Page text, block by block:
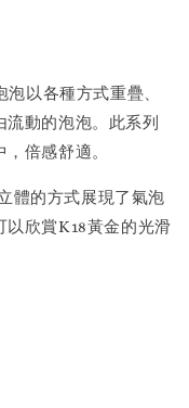
以各種方式重疊、
動的泡泡。此系列
倍感舒適。
體的方式展現了氣泡
以欣賞K18黃金的光滑